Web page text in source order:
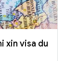
xin visa du